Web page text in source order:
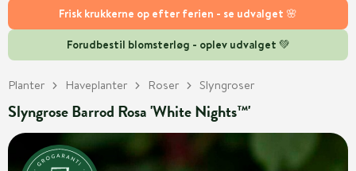
Frisk krukkerne op efter ferien - se udvalget 🌸
Forudbestil blomsterløg - oplev udvalget 💚
Planter Haveplanter Roser Slyngroser
Slyngrose Barrod Rosa 'White Nights™'